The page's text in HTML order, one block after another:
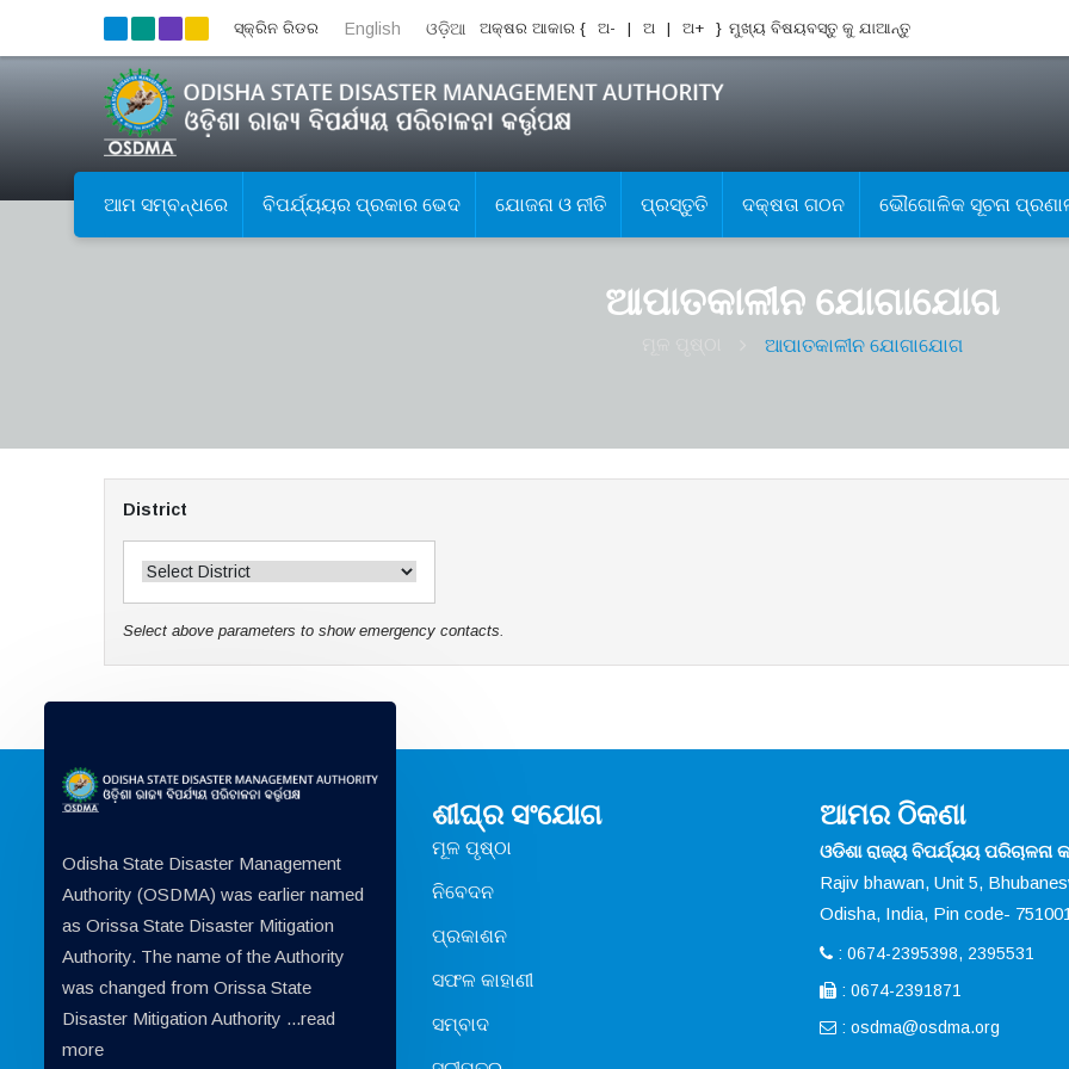
ସ୍କ୍ରିନ ରିଡର English ଓଡ଼ିଆ ଅକ୍ଷର ଆକାର { ଅ- | ଅ | ଅ+ } ମୁଖ୍ୟ ବିଷୟବସ୍ତୁ କୁ ଯାଆନ୍ତୁ
ଆମ ସମ୍ବନ୍ଧରେ ବିପର୍ଯ୍ୟୟର ପ୍ରକାର ଭେଦ ଯୋଜନା ଓ ନୀତି ପ୍ରସ୍ତୁତି ଦକ୍ଷତା ଗଠନ ଭୌଗୋଳିକ ସୂଚନା
ଆପାତକାଳୀନ ଯୋଗାଯୋଗ
ଆପାତକାଳୀନ ଯୋଗାଯୋଗ
District
Select above parameters to show emergency contacts.
Odisha State Disaster Management
Authority (OSDMA) was earlier named
as Orissa State Disaster Mitigation
Authority. The name of the Authority
was changed from Orissa State
Disaster Mitigation Authority ...read
more
ଶୀଘ୍ର ସଂଯୋଗ
ମୂଳ ପୃଷ୍ଠା
ନିବେଦନ
ପ୍ରକାଶନ
ସଫଳ କାହାଣୀ
ସମ୍ବାଦ
ଆମର ଠିକଣା
ଓଡିଶା ରାଜ୍ୟ ବିପର୍ଯ୍ୟୟ ପରିଚାଳନା
Rajiv bhawan, Unit 5,
Odisha, India, Pin code- 751001
: 0674-2395398, 2395531
: 0674-2391871
: osdma@osdma.org